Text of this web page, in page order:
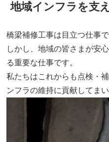
地域インフラを支
橋梁補修工事は目立つ仕事
しかし、地域の皆さまが安
る重要な仕事です。
私たちはこれからも点検・
ンフラの維持に貢献してまい